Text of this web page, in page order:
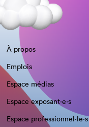
À propos
Emplois
Espace médias
Espace exposant·e⋅s
Espace professionnel·le⋅s